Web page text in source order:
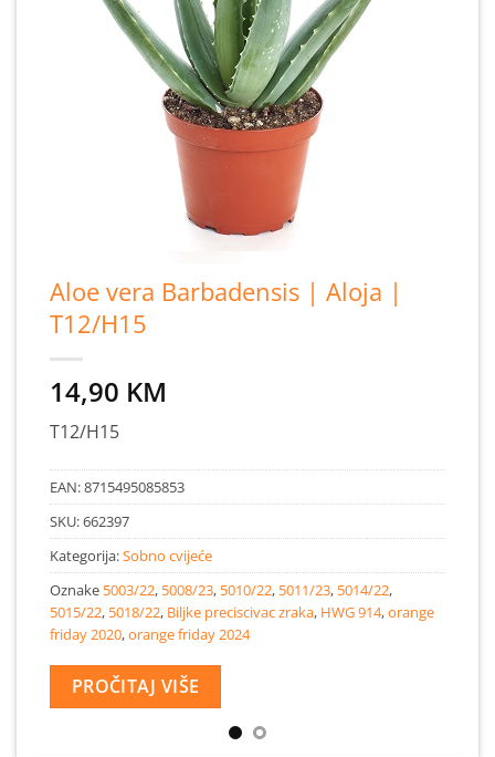
Aloe vera Barbadensis | Aloja |
T12/H15
14,90 KM
T12/H15
EAN:8715495085853
SKU:662397
Kategorija:Sobno cvijeće
Oznake 5003/22, 5008/23, 5010/22, 5011/23, 5014/22,
5015/22, 5018/22, Biljke preciscivac zraka, HWG 914,orange
friday 2020,orange friday 2024
PROČITAJ VIŠE